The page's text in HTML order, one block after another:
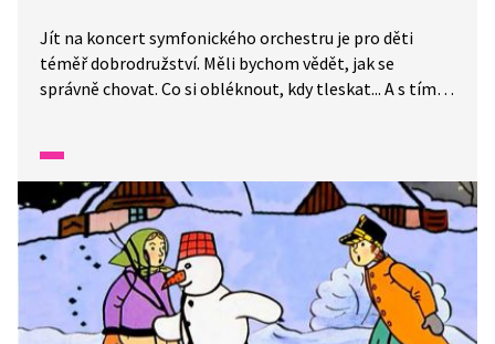
Jít na koncert symfonického orchestru je pro děti
téměř dobrodružství. Měli bychom vědět, jak se
správně chovat. Co si obléknout, kdy tleskat... A s tím
k nim hudebníci potřebují?